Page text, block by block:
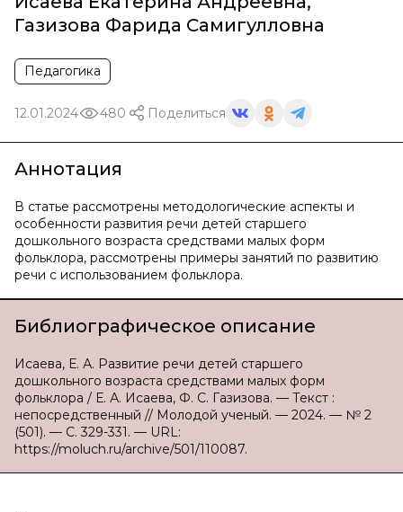
Газизова Фарида Самигулловна
Педагогика
12.01.2024 480 Поделиться
Аннотация
В статье рассмотрены методологические аспекты и
особенности развития речи детей старшего
дошкольного возраста средствами малых форм
фольклора, рассмотрены примеры занятий по развитию
речи с использованием фольклора.
Библиографическое описание
Исаева, Е. А. Развитие речи детей старшего
дошкольного возраста средствами малых форм
фольклора / Е. А. Исаева, Ф. С. Газизова. — Текст :
непосредственный // Молодой ученый. — 2024. — № 2
(501). — С. 329-331. — URL:
https://moluch.ru/archive/501/110087.